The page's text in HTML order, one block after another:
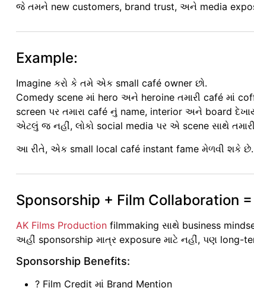
જે તમને new customers, brand trust, અને media
Example:
Imagine કરો કે તમે એક small café owner છો.
Comedy scene માં hero અને heroine તમારી café માં
screen પર તમારા café નું name, interior અને board
એટલું જ નહીં, લોકો social media પર એ scene સાથે
આ રીતે, એક small local café instant fame મેળવી શકે છે.
Sponsorship + Film Collaboration
AK Films Production filmmaking સાથે business
અહીં sponsorship માત્ર exposure માટે નહીં, પણ long-
Sponsorship Benefits:
? Film Credit માં Brand Mention